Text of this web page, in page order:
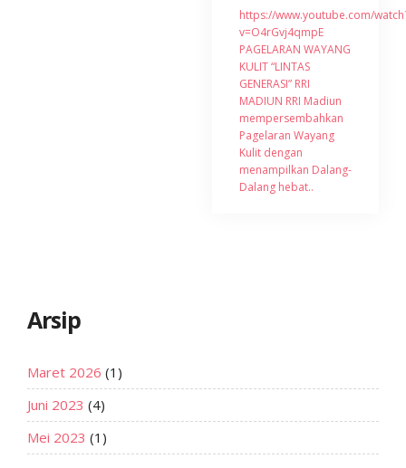
https://www.youtube.com/
v=O4rGvj4qmpE
PAGELARAN WAYANG
KULIT “LINTAS
GENERASI” RRI
MADIUN RRI Madiun
mempersembahkan
Pagelaran Wayang
Kulit dengan
menampilkan Dalang-
Dalang hebat..
Arsip
Maret 2026 (1)
Juni 2023 (4)
Mei 2023 (1)